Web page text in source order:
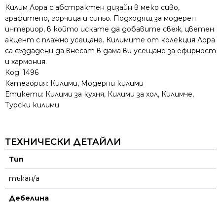
Килим Лора с абстрактен дизайн в меко сиво,
графитено, горчица и синьо. Подходящ за модерен
интериор, в който искате да добавите свеж, цветен
акцент с плажно усещане. Килимите от колекция Лора
са създадени да внесат в дама ви усещане за ефирност
и хармония.
Код: 1496
Категория: Килими, Модерни килими
Етикети: Килими за кухня, Килими за хол, Килимче,
Турски килими
ТЕХНИЧЕСКИ ДЕТАЙЛИ
Тип
тъкан/а
Дебелина